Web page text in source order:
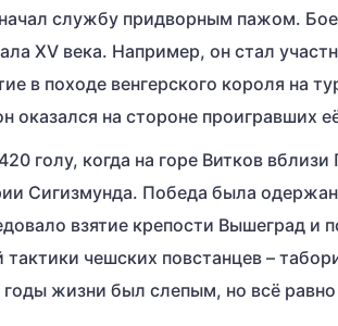
службу придворным пажом.
XV века. Например, он стал
в походе венгерского короля на
оказался на стороне проигравших
голу, когда на горе Витков
Сигизмунда. Победа была
взятие крепости Вышеград и
чешских повстанцев –
жизни был слепым, но всё